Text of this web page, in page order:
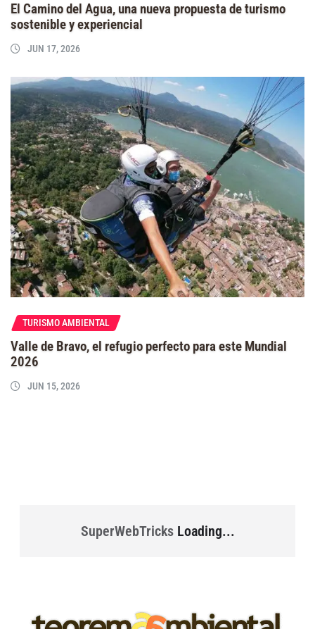
El Camino del Agua, una nueva propuesta de turismo
sostenible y experiencial
JUN 17, 2026
TURISMO AMBIENTAL
Valle de Bravo, el refugio perfecto para este Mundial
2026
JUN 15, 2026
SuperWebTricksLoading...